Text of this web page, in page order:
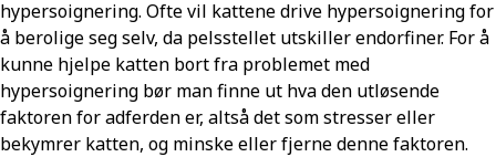
hypersoignering. Ofte vil kattene drive hypersoignering for
å berolige seg selv, da pelsstellet utskiller endorfiner. For å
kunne hjelpe katten bort fra problemet med
hypersoignering bør man finne ut hva den utløsende
faktoren for adferden er, altså det som stresser eller
bekymrer katten, og minske eller fjerne denne faktoren.